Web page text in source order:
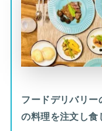
フードデリバリー
の料理を注文し食